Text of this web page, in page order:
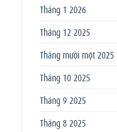
Tháng 1 2026
Tháng 12 2025
Tháng mười một 2025
Tháng 10 2025
Tháng 9 2025
Tháng 8 2025